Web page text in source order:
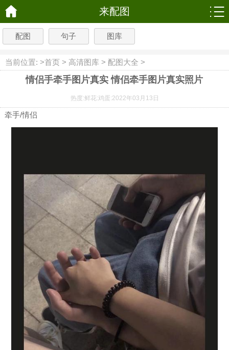
来配图
配图 句子 图库
当前位置: >首页 > 高清图库 > 配图大全 >
情侣手牵手图片真实 情侣牵手图片真实照片
热度:鲜花:鸡蛋:2022年03月13日
牵手/情侣